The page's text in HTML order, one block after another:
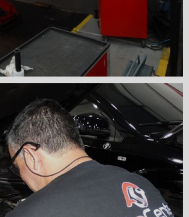
HIDRÁULICA OFICINA DIREÇÃO HIDRÁULICA
DIREÇÃO HIDRÁULICA SÃO
SUL
FREIOS AUTOMOTIVOS
EM FREIO AUTOMOTIVO FREIO DE
SISTEMA DE FREIOS AUTOMOTIVOS
MANUTENÇÃO DE FREIOS AUTOMOTIVOS